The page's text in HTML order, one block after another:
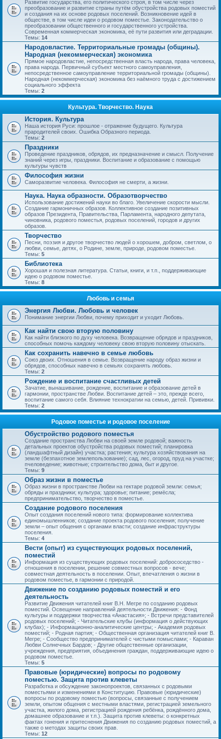
Развитие государства, его политического строя, в том числе через
преобразование и развитие страны путём обустройства родовых поместий
и создания на их основе родовых поселений. Возникновение идей в
обществе, в том числе идеи о родовом поместье. Законодательство о
преобразовании общественного и государственного устройства.
Современная коммерческая экономика, её пути развития или деградации.
Темы: 14
Народовластие. Территориальные громады (общины).
Народная (некоммерческая) экономика
Прямое народовластие, непосредственная власть народа, права человека,
права народа. Первичный субъект местного самоуправления,
непосредственное самоуправление территориальной громады (общины).
Народная (некоммерческая) экономика без наёмного труда с достижением
социального эффекта
Темы: 2
Культура. Творчество. Наука
История. Культура
Наша история Руси: прошлое - отражение будущего. Культура
прародителей своих. Ошибка Образного периода.
Темы: 2
Праздники
Проведение праздников, обрядов, их предназначение и смысл. Получение
знаний через игры, праздники. Воспитание и образование с помощью
культуры чувств
Философия жизни
Саморазвитие человека. Философия не смерти, а жизни.
Наука. Наука образности. Образотворчество
Использование достижений науки во благо. Увеличение скорости мысли.
Создание гармоничных образов. Коллективное создание позитивных
образов Президента, Правительства, Парламента, народного депутата,
чиновника, родового поместья, родовых поселений, городов и других
образов.
Творчество
Песни, поэзия и другое творчество людей о хорошем, добром, светлом, о
любви, семье, детях, о Родине, земле, природе, родовом поместье.
Темы: 5
Библиотека
Хорошая и полезная литература. Статьи, книги, и т.п., поддерживающие
идею о родовом поместье.
Темы: 8
Любовь и семья
Энергия Любви. Любовь и человек
Понимание энергии Любви, почему приходит и уходит Любовь.
Как найти свою вторую половину
Как найти близкого по духу человека. Возвращение обрядов и праздников,
способных помочь каждому человеку свою вторую половину отыскать.
Как сохранить навечно в семье любовь
Союз двоих. Отношения в семье. Возвращение народу образ жизни и
обрядов, способных навечно в семьях сохранять любовь.
Темы: 2
Рождение и воспитание счастливых детей
Зачатие, вынашивание, рождение, воспитание и образование детей в
гармонии, пространстве Любви. Воспитание детей – это, прежде всего,
воспитание самого себя. Влияние технократии на семью, детей. Прививки.
Темы: 2
Родовое поместье и родовое поселение
Обустройство родового поместья
Создание пространства Любви на своей земле родовой; важность
детальных проектов обустройства родовых поместий; планировка
(ландшафтный дизайн) участка; растения; культура хозяйствования на
земле (безпахотное землепользование); сад, лес, огород, пруд на участке;
пчеловедение; животные; строительство дома, быт и другое.
Темы: 9
Образ жизни в поместье
Образ жизни в пространстве Любви на гектаре родовой земли: семья;
обряды и праздники; культура; здоровье; питание; ремёсла;
предпринимательство, творчество в поместье.
Создание родового поселения
Опыт создания поселений нового типа: формирование коллектива
единомышленников; создание проекта родового поселения; получение
земли – опыт общения с органами власти; создание инфраструктуры
поселения.
Темы: 4
Вести (опыт) из существующих родовых поселений,
поместий
Информация из существующих родовых поселений: добрососедство -
отношения в поселении, решение совместных вопросов - вече;
совместная деятельность в поселении. Опыт, впечатления о жизни в
родовом поместье, в гармонии с природой.
Движение по созданию родовых поместий и его
деятельность
Развитие Движения читателей книг В.Н. Мегре по созданию родовых
поместий. Освещение направлений деятельности Движения: - Фонд
культуры и поддержки творчества «Анастасия»; - Встречи представителей
родовых поселений; - Читательские клубы (информация о действующих
клубах); - Информационно-аналитические центры; - Академия родовых
поместий; - Родная партия; - Общественная организация читателей книг В.
Мегре; - Сообщество предпринимателей с чистыми помыслами; - Караван
Любви Солнечных Бардов; - Другие общественные организации,
учреждения, предприятия, объединения граждан, поддерживающие идею о
родовом поместье.
Темы: 5
Правовые (юридические) вопросы по родовому
поместью. Защита против клеветы
Разработка и обсуждение законопроектов, связанных с родовыми
поместьями и изменениями в Конституцию. Правовые (юридические)
вопросы по родовому поместью (вопросы, связанные с получением
земли, опытом общения с местными властями, регистрацией земельного
участка, жилого дома, регистрацией рождения ребёнка, рождённого дома,
домашнее образование и т.п.). Защита против клеветы: о конкретных
фактах гонения и притеснения Движения по созданию родовых поместий, а
также о методах защиты своих прав.
Темы: 12